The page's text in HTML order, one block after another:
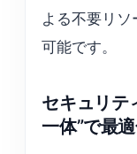
よる不要リ
可能です。
セキュリテ
一体”で最